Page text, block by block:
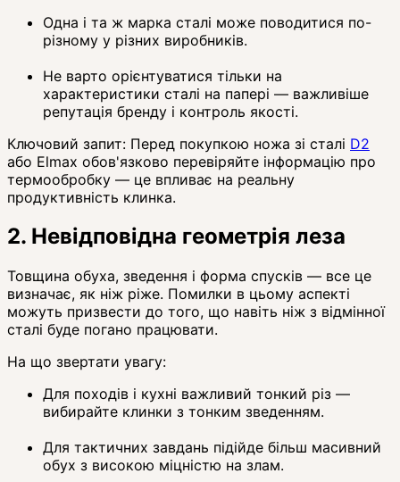
Одна і та ж марка сталі може поводитися по-
різному у різних виробників.
Не варто орієнтуватися тільки на
характеристики сталі на папері — важливіше
репутація бренду і контроль якості.
Ключовий запит: Перед покупкою ножа зі сталі D2
або Elmax обов'язково перевіряйте інформацію про
термообробку — це впливає на реальну
продуктивність клинка.
2. Невідповідна геометрія леза
Товщина обуха, зведення і форма спусків — все це
визначає, як ніж ріже. Помилки в цьому аспекті
можуть призвести до того, що навіть ніж з відмінної
сталі буде погано працювати.
На що звертати увагу:
Для походів і кухні важливий тонкий різ —
вибирайте клинки з тонким зведенням.
Для тактичних завдань підійде більш масивний
обух з високою міцністю на злам.